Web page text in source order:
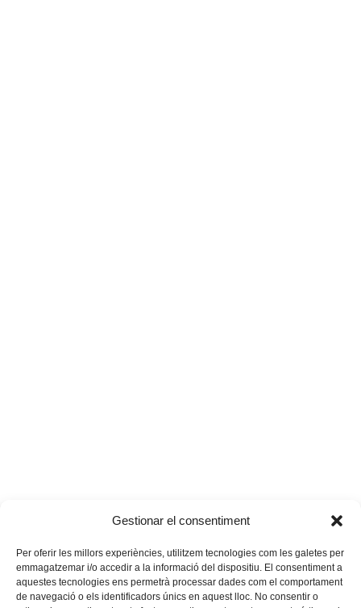
Gestionar el consentiment
Per oferir les millors experiències, utilitzem tecnologies com les galetes per
emmagatzemar i/o accedir a la informació del dispositiu. El consentiment a
aquestes tecnologies ens permetrà processar dades com el comportament
de navegació o els identificadors únics en aquest lloc. No consentir o